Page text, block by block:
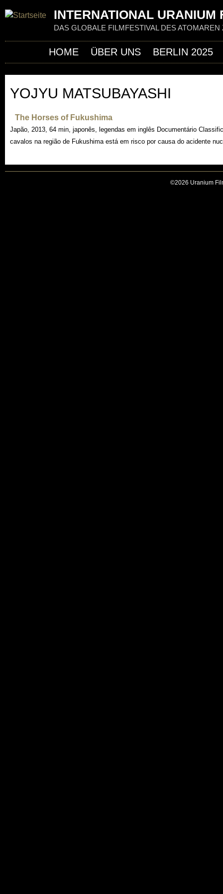
INTERNATIONAL URANIUM
DAS GLOBALE FILMFESTIVAL DES ATOMAREN
YOJYU MATSUBAYASHI
The Horses of Fukushima
Japão, 2013, 64 min, japonês, legendas em inglês Documentário
cavalos na região de Fukushima está em risco por causa do acidente
HOME ÜBER UNS BERLIN 2025
©2026 Uranium